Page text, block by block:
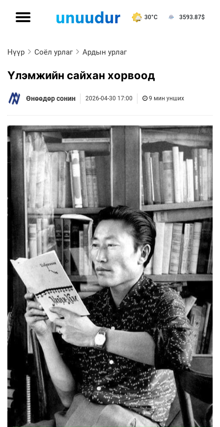
30°C 3593.87$
Нүүр Соёл урлаг Ардын урлаг
Үлэмжийн сайхан хорвоод
Өнөөдөр сонин 2026-04-30 17:00 9 мин унших